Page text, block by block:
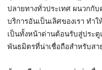
ปลายทางทั่วประเทศ ผนวกกั
บริการอันเป็นเลิศของเรา ทำ
เป็นทั้งหน้าด่านต้อนรับสู่ประตู
พันธมิตรที่น่าเชื่อถือสำหรับสา